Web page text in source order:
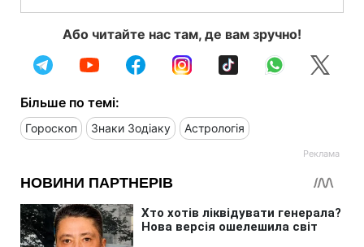
Або читайте нас там, де вам зручно!
Більше по темі:
Гороскоп Знаки Зодіаку Астрологія